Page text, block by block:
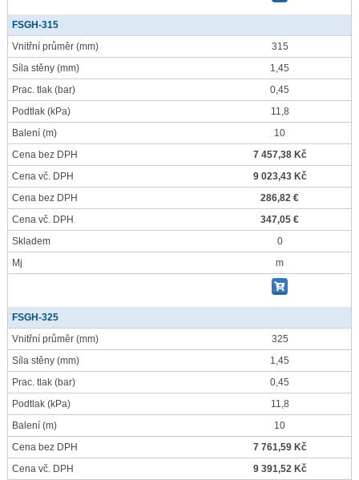
FSGH-315
Vnitřní průměr (mm)
315
Síla stěny (mm)
1,45
Prac. tlak (bar)
0,45
Podtlak (kPa)
11,8
Balení (m)
10
Cena bez DPH
7 457,38 Kč
Cena vč. DPH
9 023,43 Kč
Cena bez DPH
286,82 €
Cena vč. DPH
347,05 €
Skladem
0
Mj
m
FSGH-325
Vnitřní průměr (mm)
325
Síla stěny (mm)
1,45
Prac. tlak (bar)
0,45
Podtlak (kPa)
11,8
Balení (m)
10
Cena bez DPH
7 761,59 Kč
Cena vč. DPH
9 391,52 Kč